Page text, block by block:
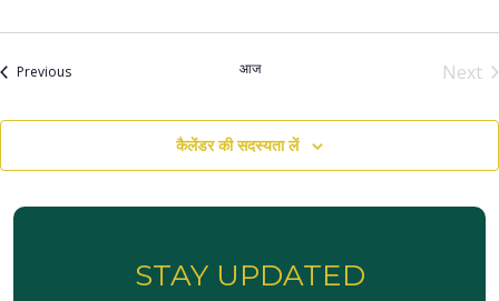
Previousआयोजन आज
Next
कैलेंडर की सदस्यता लें
STAY UPDATED